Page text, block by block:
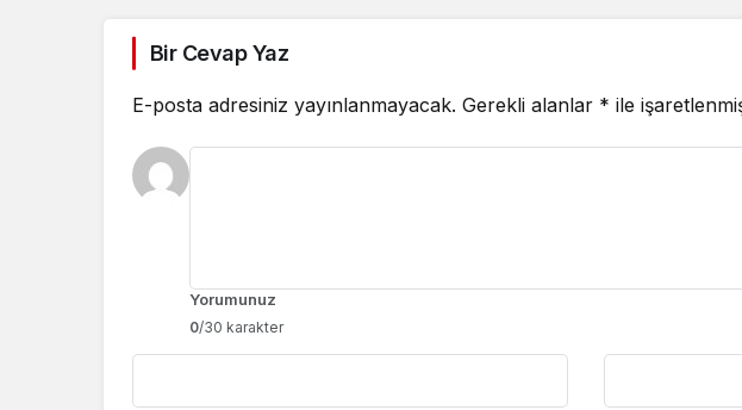
Bir Cevap Yaz
E-posta adresiniz yayınlanmayacak. Gerekli alanlar * ile
Yorumunuz
0/30 karakter